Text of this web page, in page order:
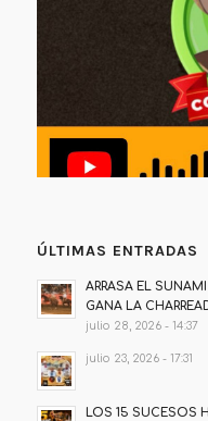
ÚLTIMAS ENTRADAS
ARRASA EL
GANA LA
julio 28, 2026 - 14:37
julio 23, 2026 - 17:31
LOS 15 SUCESOS